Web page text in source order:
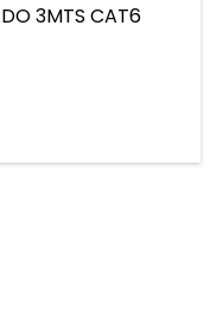
3MTS CAT6